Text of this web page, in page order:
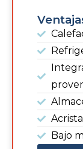
Bajo